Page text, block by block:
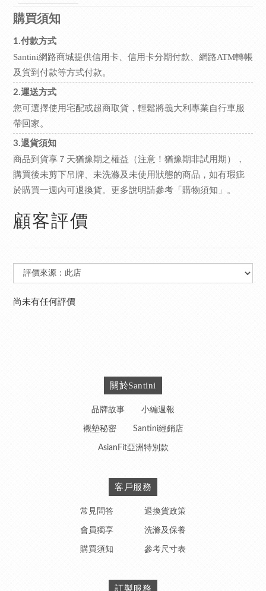
購買須知
1.付款方式
Santini網路商城提供信用卡、信用卡分期付款、網路ATM轉帳
及貨到付款等方式付款。
2.運送方式
您可選擇使用宅配或超商取貨，輕鬆將義大利專業自行車服
帶回家。
3.退貨須知
商品到貨享７天猶豫期之權益（注意！猶豫期非試用期），
購買後未剪下吊牌、未洗滌及未使用狀態的商品，如有瑕疵
於購買一週內可退換貨。更多說明請參考 「購物須知」 。
顧客評價
尚未有任何評價
關於Santini
品牌故事 小編週報
襯墊秘密 Santini經銷店
AsianFit亞洲特別款
客戶服務
常見問答 退換貨政策
會員獨享 洗滌及保養
購買須知 參考尺寸表
訂製服務